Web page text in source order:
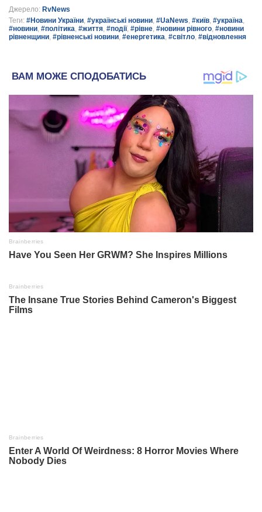
Джерело: RvNews
Теги: #Новини України, #українські новини, #UaNews, #київ, #україна,
#новини, #політика, #життя, #події, #рівне, #новини рівного, #новини
рівненщини, #рівненські новини, #енергетика, #світло, #відновлення